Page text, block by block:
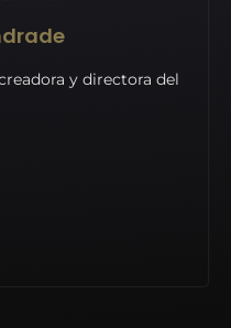
y directora del